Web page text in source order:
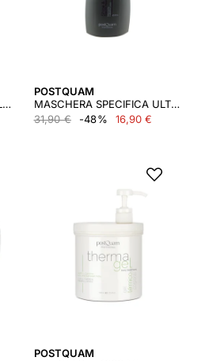
MASSAGGIATORE FACCIALE VIBRALIFT ROLLER 3D
POSTQUAM
MASCHERA SPECIFICA ULTRA LISS 250 ML.
31,90 €
-48% 16,90 €
POSTQUAM